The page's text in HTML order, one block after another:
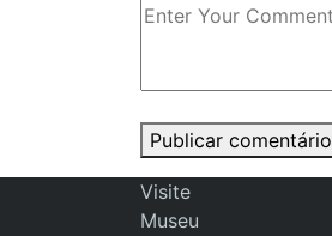
Publicar comentário
Visite
Museu